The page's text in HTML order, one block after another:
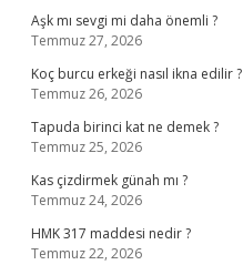
Aşk mı sevgi mi daha önemli ?
Temmuz 27, 2026
Koç burcu erkeği nasıl ikna edilir ?
Temmuz 26, 2026
Tapuda birinci kat ne demek ?
Temmuz 25, 2026
Kas çizdirmek günah mı ?
Temmuz 24, 2026
HMK 317 maddesi nedir ?
Temmuz 22, 2026